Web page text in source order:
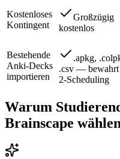
Kostenloses
Kontingent
Großzügig
kostenlos
Bestehende
Anki-Decks
importieren
.apkg,
.csv —
2-Scheduling
Warum
Brainscape wählen